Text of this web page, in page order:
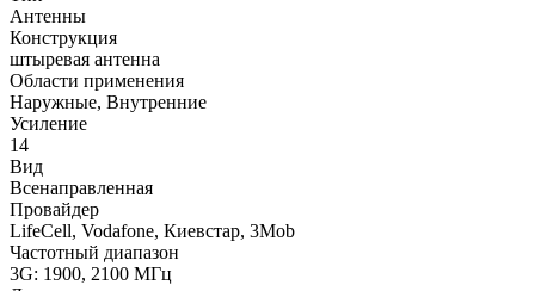
Антенны
Конструкция
штыревая антенна
Области применения
Наружные, Внутренние
Усиление
14
Вид
Всенаправленная
Провайдер
LifeCell, Vodafone, Киевстар, 3Mob
Частотный диапазон
3G: 1900, 2100 МГц